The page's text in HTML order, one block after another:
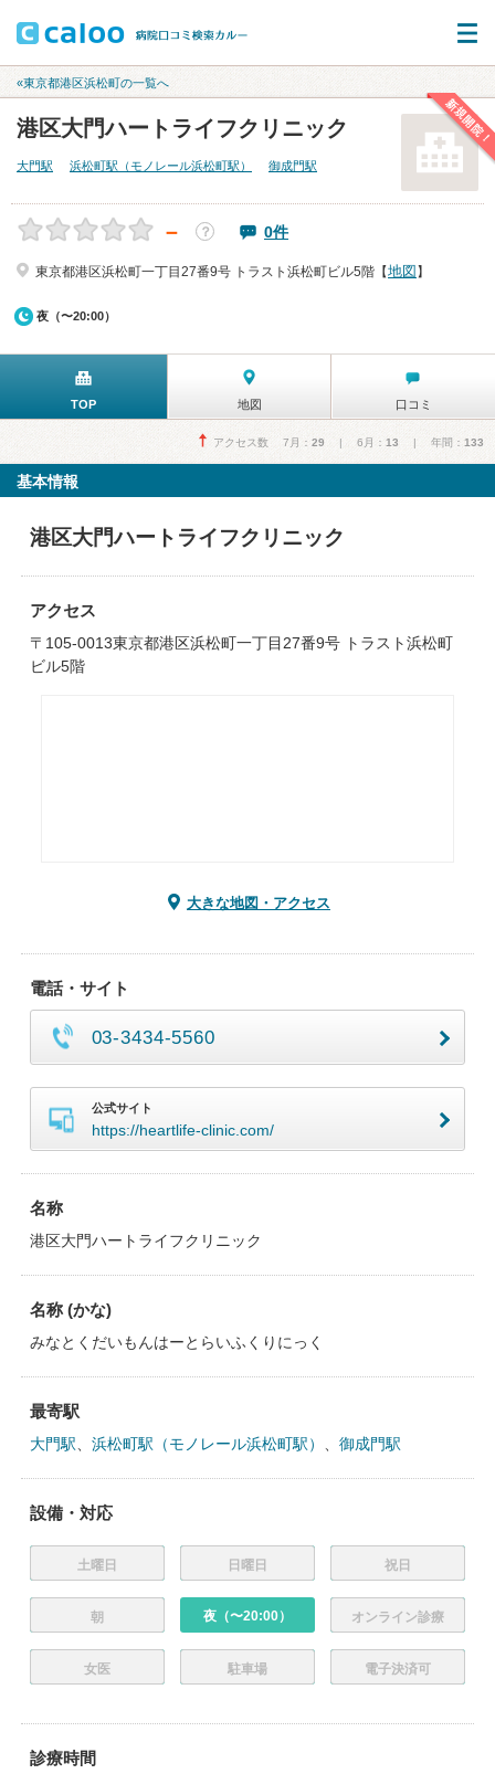
«東京都港区浜松町の一覧へ
新規開院！
港区大門ハートライフクリニック
大門駅 浜松町駅（モノレール浜松町駅） 御成門駅
－ ？ 0件
東京都港区浜松町一丁目27番9号 トラスト浜松町ビル5階【地図 】
夜（〜20:00）
TOP 地図 口コミ
アクセス数 7月： 29 | 6月： 13 | 年間： 133
基本情報
港区大門ハートライフクリニック
アクセス
〒105-0013東京都港区浜松町一丁目27番9号 トラスト浜松町
ビル5階
大きな地図・アクセス
電話・サイト
03-3434-5560
公式サイト
https://heartlife-clinic.com/
名称
港区大門ハートライフクリニック
名称 (かな)
みなとくだいもんはーとらいふくりにっく
最寄駅
大門駅 浜松町駅（モノレール浜松町駅） 御成門駅
設備・対応
土曜日 日曜日 祝日
朝 夜（〜20:00） オンライン診療
女医 駐車場 電子決済可
診療時間